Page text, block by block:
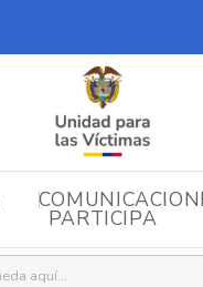
PARTICIPA